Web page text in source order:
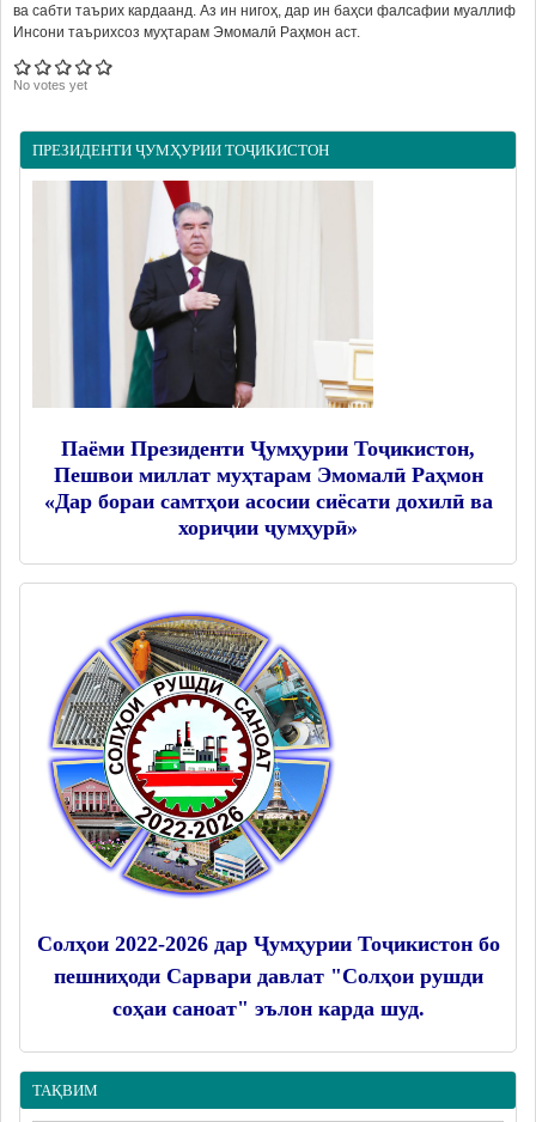
ва сабти таърих кардаанд. Аз ин нигоҳ, дар ин баҳси фалсафии муаллиф
Инсони таърихсоз муҳтарам Эмомалӣ Раҳмон аст.
No votes yet
ПРЕЗИДЕНТИ ҶУМҲУРИИ ТОҶИКИСТОН
Паёми Президенти Ҷумҳурии Тоҷикистон,
Пешвои миллат муҳтарам Эмомалӣ Раҳмон
«Дар бораи самтҳои асосии сиёсати дохилӣ ва
хориҷии ҷумҳурӣ»
Солҳои 2022-2026 дар Ҷумҳурии Тоҷикистон бо
пешниҳоди Сарвари давлат "Солҳои рушди
соҳаи саноат" эълон карда шуд.
ТАҚВИМ